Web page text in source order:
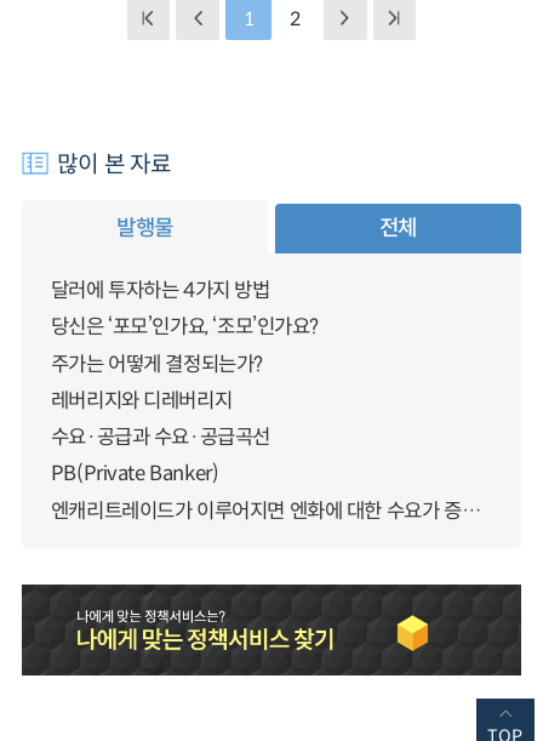
1 2
많이 본 자료
발행물 전체
달러에 투자하는 4가지 방법
당신은 ‘포모’인가요, ‘조모’인가요?
주가는 어떻게 결정되는가?
레버리지와 디레버리지
수요·공급과 수요·공급곡선
PB(Private Banker)
엔캐리트레이드가 이루어지면 엔화에 대한 수요가 증가하지 않나요?
TOP